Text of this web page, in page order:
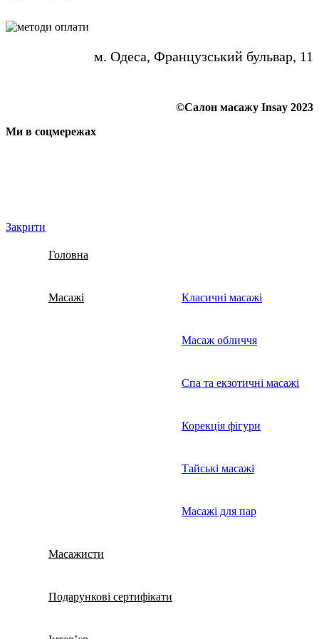
м. Одеса, Французський бульвар, 11
©Салон масажу Insay 2023
Ми в соцмережах
Закрити
Головна
Масажі Класичні масажі
Масаж обличчя
Спа та екзотичні масажі
Корекція фігури
Тайські масажі
Масажі для пар
Масажисти
Подарункові сертифікати